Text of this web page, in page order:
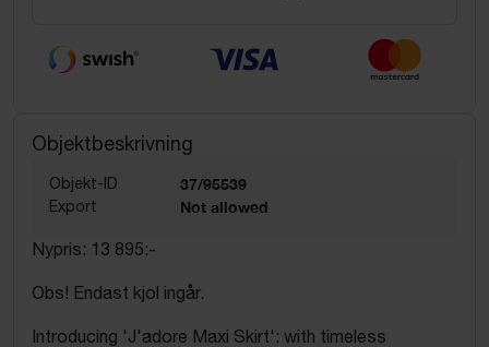
Objektbeskrivning
Objekt-ID 37/95539
Export Not allowed
Nypris: 13 895:-
Obs! Endast kjol ingår.
Introducing 'J'adore Maxi Skirt': with timeless